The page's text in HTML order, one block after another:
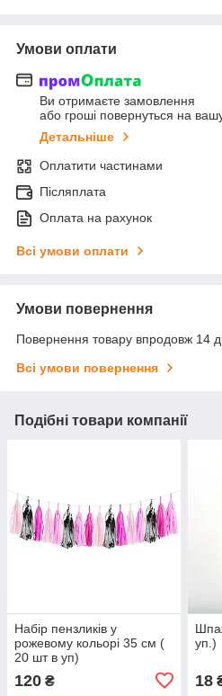
Умови оплати
Ви отримаєте замовлення
або гроші повернуться на
Детальніше
Оплатити частинами
Післяплата
Оплата на рахунок
Всі умови оплати
Умови повернення
Повернення товару впродовж 14
Всі умови повернення
Подібні товари компанії
Набір пензликів у
рожевому кольорі 35 см (
20 шт в уп)
120 ₴
уп.)
18